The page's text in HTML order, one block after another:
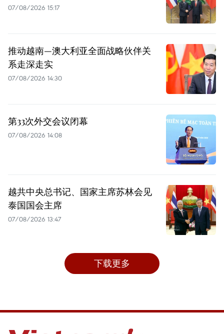
07/08/2026 15:17
推动越南—澳大利亚全面战略伙伴关
系走深走实
07/08/2026 14:30
第33次外交会议闭幕
07/08/2026 14:08
越共中央总书记、国家主席苏林会见
泰国国会主席
07/08/2026 13:47
下载更多